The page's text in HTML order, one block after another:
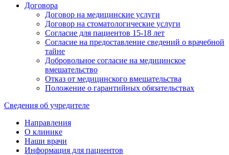
Договора
Договор на медицинские услуги
Договор на стоматологические услуги
Согласие для пациентов 15-18 лет
Согласие на предоставление сведений о врачебной
тайне
Добровольное согласие на медицинское
вмешательство
Отказ от медицинского вмешательства
Положение о гарантийных обязательствах
Сведения об учредителе
Направления
О клинике
Наши врачи
Информация для пациентов